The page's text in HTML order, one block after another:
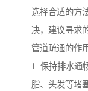
选择合适的方
决，建议寻求
管道疏通的作
1. 保持排水通
脂、头发等堵